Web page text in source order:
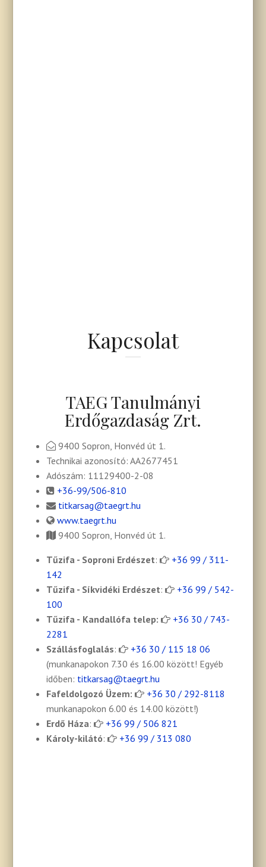
Kapcsolat
TAEG Tanulmányi
Erdőgazdaság Zrt.
9400 Sopron, Honvéd út 1.
Technikai azonosító: AA2677451
Adószám: 11129400-2-08
+36-99/506-810
titkarsag@taegrt.hu
www.taegrt.hu
9400 Sopron, Honvéd út 1.
Tűzifa - Soproni Erdészet:
+36 99 / 311-
142
Tűzifa - Síkvidéki Erdészet:
+36 99 / 542-
100
Tűzifa - Kandallófa telep:
+36 30 / 743-
2281
Szállásfoglalás:
+36 30 / 115 18 06
(munkanapokon 7.30 és 16.00 között! Egyéb
időben: titkarsag@taegrt.hu
Fafeldolgozó Üzem:
+36 30 / 292-8118
munkanapokon 6.00 és 14.00 között!)
Erdő Háza:
+36 99 / 506 821
Károly-kilátó: +36 99 / 313 080